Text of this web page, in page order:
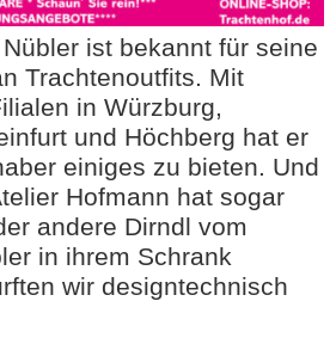
ist bekannt für seine
Trachtenoutfits. Mit
in Würzburg,
und Höchberg hat er
einiges zu bieten. Und
Hofmann hat sogar
andere Dirndl vom
in ihrem Schrank
wir designtechnisch